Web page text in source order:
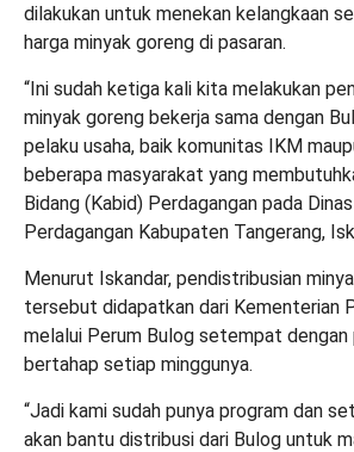
dilakukan untuk menekan kelangkaan
harga minyak goreng di pasaran.
“Ini sudah ketiga kali kita melakukan
minyak goreng bekerja sama dengan
pelaku usaha, baik komunitas IKM
beberapa masyarakat yang
Bidang (Kabid) Perdagangan pada
Perdagangan Kabupaten Tangerang,
Menurut Iskandar, pendistribusian
tersebut didapatkan dari Kementerian
melalui Perum Bulog setempat dengan
bertahap setiap minggunya.
“Jadi kami sudah punya program dan
akan bantu distribusi dari Bulog untuk